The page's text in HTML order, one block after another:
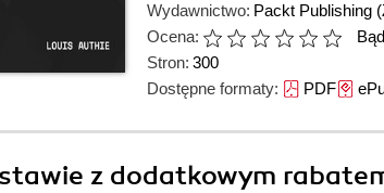
Wydawnictwo: Packt Publishing
Ocena:
Stron: 300
Dostępne formaty: PDF
z dodatkowym